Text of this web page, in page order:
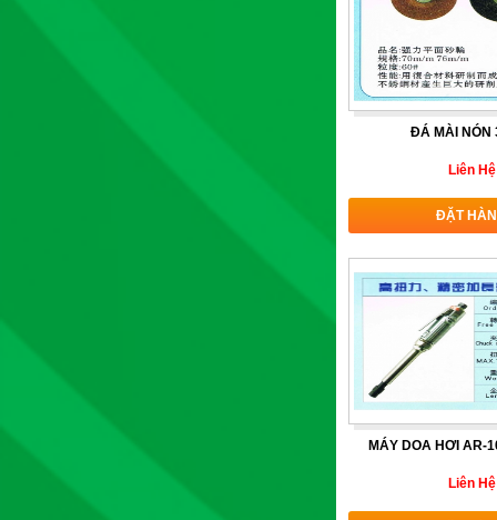
ĐÁ MÀI NÓN
Liên Hệ
ĐẶT
MÁY DOA HƠI AR-
Liên Hệ